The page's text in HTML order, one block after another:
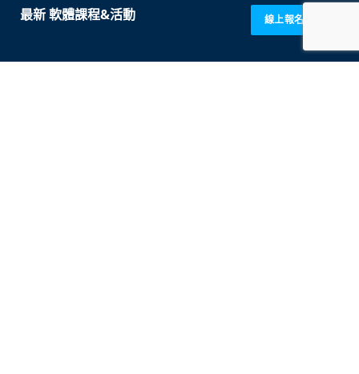
最新 軟體課程&活動 線上報名 GO!